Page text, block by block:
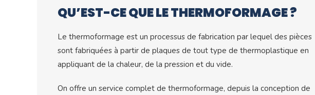
QU’EST-CE QUE LE THERMOFORMAGE ?
Le thermoformage est un processus de fabrication par lequel des pièces
sont fabriquées à partir de plaques de tout type de thermoplastique en
appliquant de la chaleur, de la pression et du vide.
On offre un service complet de thermoformage, depuis la conception de